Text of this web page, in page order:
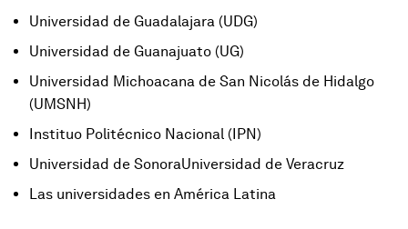
Universidad de Guadalajara (UDG)
Universidad de Guanajuato (UG)
Universidad Michoacana de San Nicolás de Hidalgo
(UMSNH)
Instituo Politécnico Nacional (IPN)
Universidad de SonoraUniversidad de Veracruz
Las universidades en América Latina